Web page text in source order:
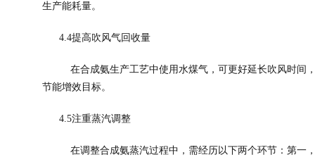
生产能耗量。
4.4提高吹风气回收量
在合成氨生产工艺中使用水煤气，可更好延长吹风时间
节能增效目标。
4.5注重蒸汽调整
在调整合成氨蒸汽过程中，需经历以下两个环节：第一